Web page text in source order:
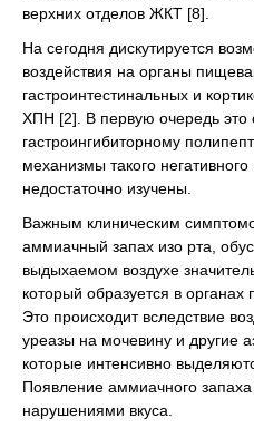
верхних отделов ЖКТ [8].
На сегодня дискутируется
воздействия на органы
гастроинтестинальных и
ХПН [2]. В первую очередь это
гастроингибиторному
механизмы такого негативного
недостаточно изучены.
Важным клиническим
аммиачный запах изо рта,
выдыхаемом воздухе
который образуется в
Это происходит вследствие
уреазы на мочевину и другие
которые интенсивно
Появление аммиачного запаха
нарушениями вкуса.